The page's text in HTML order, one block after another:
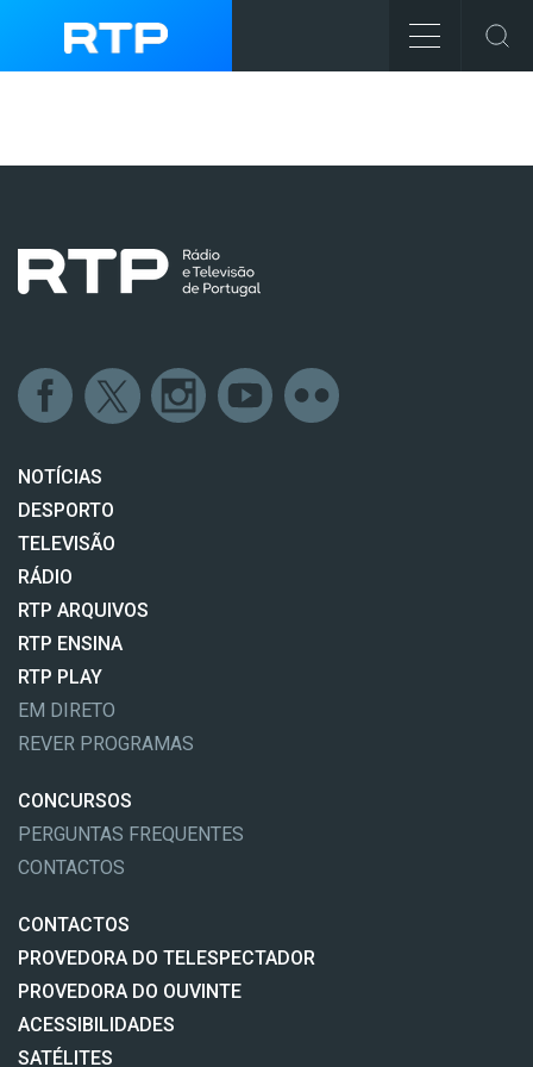
NOTÍCIAS
DESPORTO
TELEVISÃO
RÁDIO
RTP ARQUIVOS
RTP ENSINA
RTP PLAY
EM DIRETO
REVER PROGRAMAS
CONCURSOS
PERGUNTAS FREQUENTES
CONTACTOS
CONTACTOS
PROVEDORA DO TELESPECTADOR
PROVEDORA DO OUVINTE
ACESSIBILIDADES
SATÉLITES